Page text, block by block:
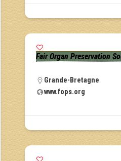
Fair Organ Preservation
Grande-Bretagne
www.fops.org